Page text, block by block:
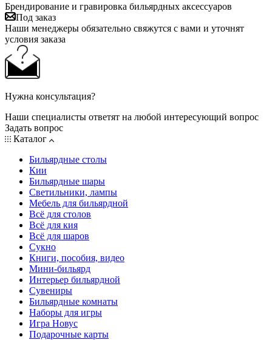
Брендирование и гравировка бильярдных аксессуаров
Под заказ
Наши менеджеры обязательно свяжутся с вами и уточнят
условия заказа
Нужна консультация?
Наши специалисты ответят на любой интересующий вопрос
Задать вопрос
Каталог
Бильярдные столы
Кии
Бильярдные шары
Светильники, лампы
Мебель для бильярдной
Всё для столов
Всё для кия
Всё для шаров
Сукно
Книги, пособия, видео
Мини-бильярд
Интерьер бильярдной
Сувениры
Бильярдные комнаты
Наборы для игры
Игра Новус
Подарочные карты